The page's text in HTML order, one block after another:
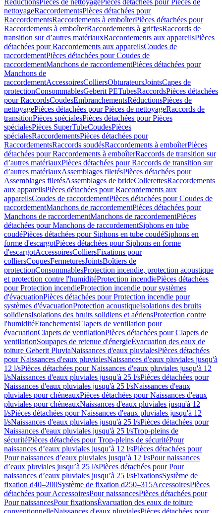
RéductionsPièces de nettoyagePièces détachées pour Pièces de
nettoyageRaccordementsPièces détachées pour
RaccordementsRaccordements à emboîterPièces détachées pour
Raccordements à emboîterRaccordements à griffesRaccords de
transition sur d’autres matériauxRaccordements aux appareilsPièces
détachées pour Raccordements aux appareilsCoudes de
raccordementPièces détachées pour Coudes de
raccordementManchons de raccordementPièces détachées pour
Manchons de
raccordementAccessoiresColliersObturateursJointsCapes de
protectionConsommablesGeberit PETubesRaccordsPièces détachées
pour RaccordsCoudesEmbranchementsRéductionsPièces de
nettoyagePièces détachées pour Pièces de nettoyageRaccords de
transitionPièces spécialesPièces détachées pour Pièces
spécialesPièces SuperTubeCoudesPièces
spécialesRaccordementsPièces détachées pour
RaccordementsRaccords soudésRaccordements à emboîterPièces
détachées pour Raccordements à emboîterRaccords de transition sur
d’autres matériauxPièces détachées pour Raccords de transition sur
d’autres matériauxAssemblages filetésPièces détachées pour
Assemblages filetésAssemblages de brideCollerettesRaccordements
aux appareilsPièces détachées pour Raccordements aux
appareilsCoudes de raccordementPièces détachées pour Coudes de
raccordementManchons de raccordementPièces détachées pour
Manchons de raccordementManchons de raccordementPièces
détachées pour Manchons de raccordementSiphons en tube
coudéPièces détachées pour Siphons en tube coudéSiphons en
forme d'escargotPièces détachées pour Siphons en forme
d'escargotAccessoiresColliersFixations pour
colliersCoquesFermeturesJointsBoîtiers de
protectionConsommablesProtection incendie, protection acoustique
et protection contre l'humiditéProtection incendiePièces détachées
pour Protection incendieProtection incendie pour systèmes
d'évacuationPièces détachées pour Protection incendie pour
systèmes d'évacuationProtection acoustiqueIsolations des bruits
solidiensIsolations des bruits solidiens et aériensProtection contre
l'humiditéEtanchementsClapets de ventilation pour
évacuationClapets de ventilationPièces détachées pour Clapets de
ventilationSoupapes de retenue d'énergieÉvacuation des eaux de
toiture Geberit PluviaNaissances d'eaux pluvialesPièces détachées
pour Naissances d'eaux pluvialesNaissances d'eaux pluviales jusqu'à
12 l/sPièces détachées pour Naissances d'eaux pluviales jusqu'à 12
l/sNaissances d'eaux pluviales jusqu'à 25 l/sPièces détachées pour
Naissances d'eaux pluviales jusqu'à 25 l/sNaissances d'eaux
pluviales pour chéneauxPièces détachées pour Naissances d'eaux
pluviales pour chéneauxNaissances d'eaux pluviales jusqu'à 12
l/sPièces détachées pour Naissances d'eaux pluviales jusqu'à 12
l/sNaissances d'eaux pluviales jusqu'à 25 l/sPièces détachées pour
Naissances d'eaux pluviales jusqu'à 25 l/sTrop-pleins de
sécuritéPièces détachées pour Trop-pleins de sécuritéPour
naissances d’eaux pluviales jusqu’à 12 l/sPièces détachées pour
Pour naissances d’eaux pluviales jusqu’à 12 l/sPour naissances
d’eaux pluviales jusqu’à 25 l/sPièces détachées pour Pour
naissances d’eaux pluviales jusqu’à 25 l/sFixationsSystème de
fixation d40–200Système de fixation d250–315AccessoiresPièces
détachées pour AccessoiresPour naissancesPièces détachées pour
Pour naissancesPour fixationsÉvacuation des eaux de toiture
conventionnelleNaissances d'eaux pluvialesPièces détachées pour